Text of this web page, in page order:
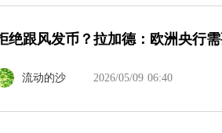
绝跟风发币？拉加德：欧洲央行
流动的沙 2026/05/09 06:40